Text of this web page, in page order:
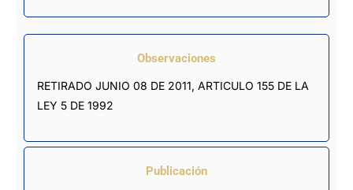
Observaciones
RETIRADO JUNIO 08 DE 2011, ARTICULO 155 DE LA
LEY 5 DE 1992
Publicación